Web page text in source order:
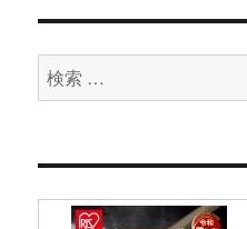
検
索
象: